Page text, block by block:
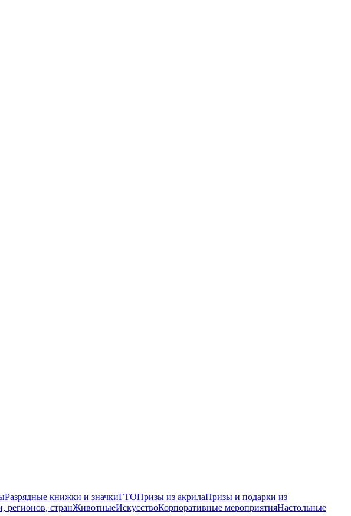
Разрядные книжки и значкиГТОПризы из акрилаПризы и подарки из
регионов, странЖивотныеИскусствоКорпоративные мероприятияНастольные